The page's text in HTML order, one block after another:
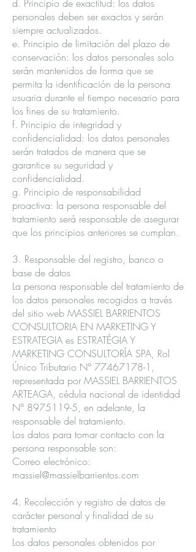
d. Principio de exactitud: los datos
personales deben ser exactos y serán
siempre actualizados.
e. Principio de limitación del plazo de
conservación: los datos personales solo
serán mantenidos de forma que se
permita la identificación de la persona
usuaria durante el tiempo necesario para
los fines de su tratamiento.
f. Principio de integridad y
confidencialidad: los datos personales
serán tratados de manera que se
garantice su seguridad y
confidencialidad.
g. Principio de responsabilidad
proactiva: la persona responsable del
tratamiento será responsable de asegurar
que los principios anteriores se cumplan.
3. Responsable del registro, banco o
base de datos
La persona responsable del tratamiento de
los datos personales recogidos a través
del sitio web MASSIEL BARRIENTOS
CONSULTORIA EN MARKETING Y
ESTRATEGIA es ESTRATÉGIA Y
MARKETING CONSULTORÍA SPA, Rol
Único Tributario N° 77467178-1 ,
representada por MASSIEL BARRIENTOS
ARTEAGA, cédula nacional de identidad
N° 8975119-5, en adelante, la
responsable del tratamiento.
Los datos para tomar contacto con la
persona responsable son:
Correo electrónico:
massiel@massielbarrientos.com
4. Recolección y registro de datos de
carácter personal y finalidad de su
tratamiento
Los datos personales obtenidos por